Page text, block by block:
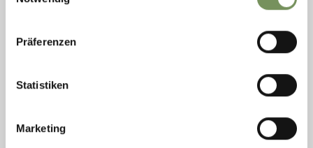
Präferenzen
Statistiken
Marketing